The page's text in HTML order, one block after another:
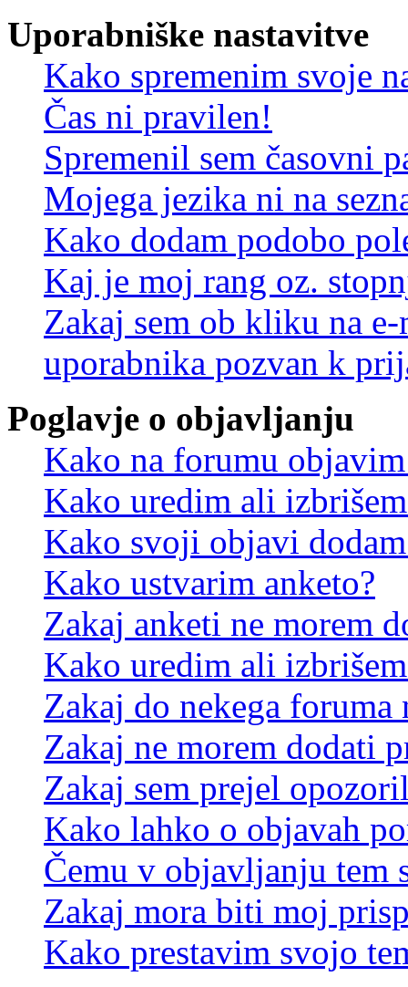
Uporabniške nastavitve
Kako spremenim svoje
Čas ni pravilen!
Spremenil sem časovni
Mojega jezika ni na
Kako dodam podobo
Kaj je moj rang oz.
Zakaj sem ob kliku na
uporabnika pozvan k
Poglavje o objavljanju
Kako na forumu
Kako uredim ali
Kako svoji objavi
Kako ustvarim anketo?
Zakaj anketi ne morem
Kako uredim ali
Zakaj do nekega foruma
Zakaj ne morem dodati
Zakaj sem prejel
Kako lahko o objavah
Čemu v objavljanju tem
Zakaj mora biti moj
Kako prestavim svojo